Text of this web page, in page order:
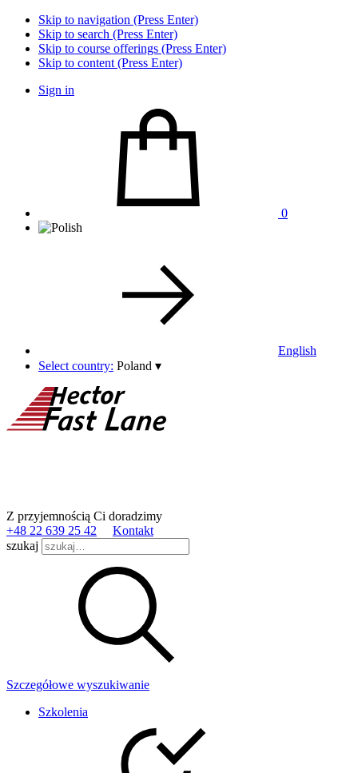
Skip to navigation (Press Enter)
Skip to search (Press Enter)
Skip to course offerings (Press Enter)
Skip to content (Press Enter)
Sign in
0
English
Select country: Poland ▾
Z przyjemnością Ci doradzimy
+48 22 639 25 42
Kontakt
szukaj
Szczegółowe wyszukiwanie
Szkolenia